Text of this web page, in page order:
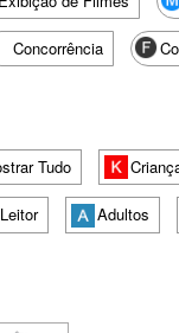
Concorrência
Tudo
Leitor Adultos